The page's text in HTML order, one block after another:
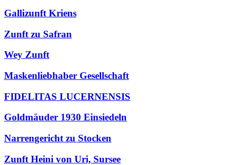
Gallizunft Kriens
Zunft zu Safran
Wey Zunft
Maskenliebhaber Gesellschaft
FIDELITAS LUCERNENSIS
Goldmäuder 1930 Einsiedeln
Narrengericht zu Stocken
Zunft Heini von Uri, Sursee